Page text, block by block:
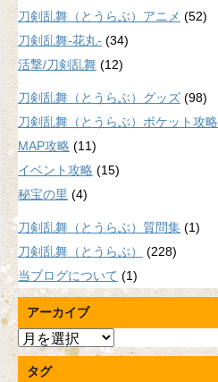
刀剣乱舞（とうらぶ）アニメ (52)
刀剣乱舞-花丸- (34)
活撃/刀剣乱舞 (12)
刀剣乱舞（とうらぶ）グッズ (98)
刀剣乱舞（とうらぶ）ポケット攻略
MAP攻略 (11)
イベント攻略 (15)
秘宝の里 (4)
刀剣乱舞（とうらぶ）質問集 (1)
刀剣乱舞（とうらぶ）
(228)
当ブログについて (1)
アーカイブ
ア
ー
カタグ